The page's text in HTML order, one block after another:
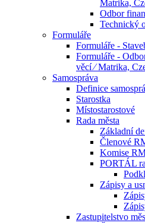
Matrika,
Odbor
Technický
Formuláře
Formuláře -
Formuláře -
věcí ⁄ Matrika,
Samospráva
Definice
Starostka
Místostarostové
Rada města
Základní
Členové
Komise
PORTÁL
Zápisy a
Zastupitelstvo